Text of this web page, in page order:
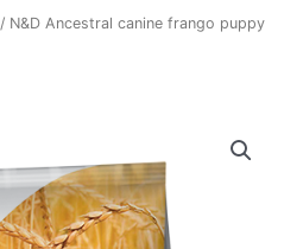
/ N&D Ancestral canine frango puppy